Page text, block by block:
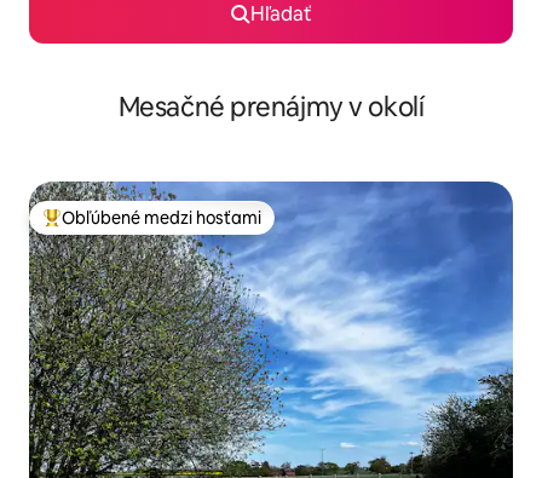
Hľadať
Mesačné prenájmy v okolí
Najobľúbenejšie medzi hosťami
Obľúbené medzi hosťami